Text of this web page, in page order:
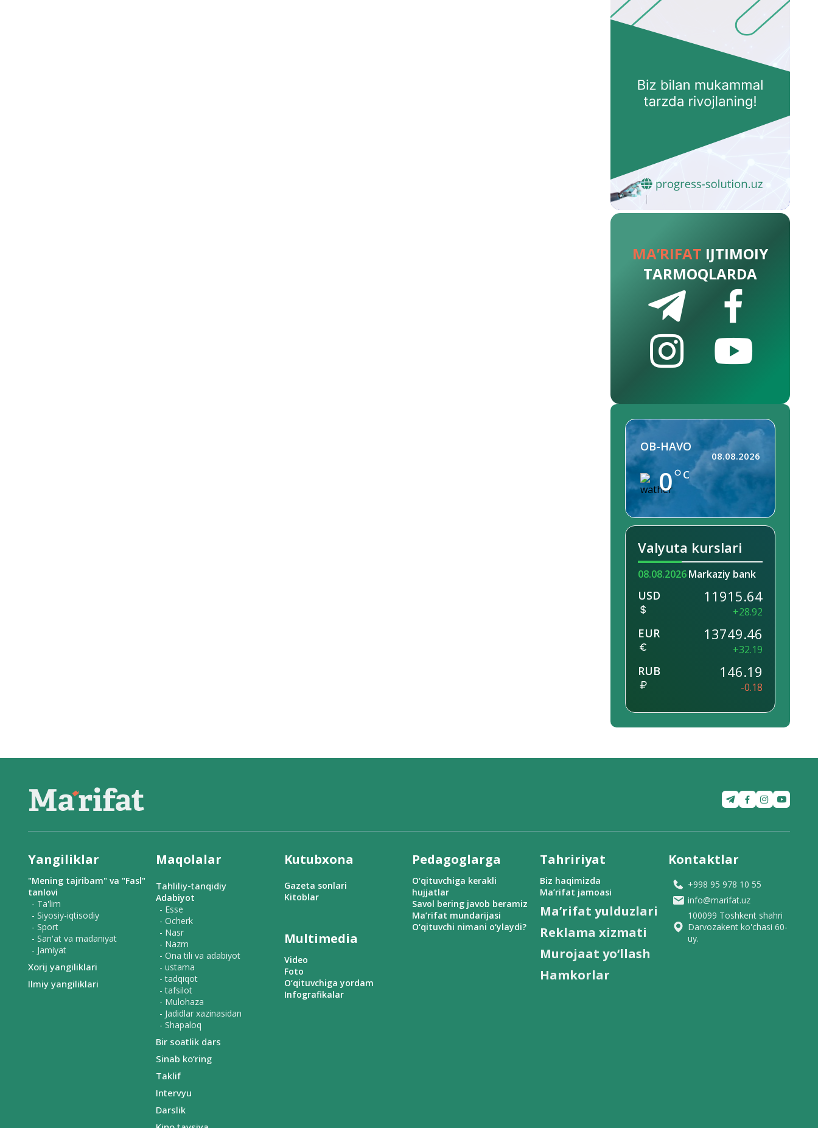
MA’RIFAT IJTIMOIY
TARMOQLARDA
OB-HAVO
0 C
08.08.2026
Valyuta kurslari
08.08.2026Markaziy bank
USD 11915.64
+28.92
EUR 13749.46
+32.19
RUB 146.19
-0.18
Yangiliklar
"Mening tajribam" va "Fasl"
tanlovi
- Ta'lim
- Siyosiy-iqtisodiy
- Sport
- San'at va madaniyat
- Jamiyat
Xorij yangiliklari
Ilmiy yangiliklari
Maqolalar
Tahliliy-tanqidiy
Adabiyot
- Esse
- Ocherk
- Nasr
- Nazm
- Ona tili va adabiyot
- ustama
- tadqiqot
- tafsilot
- Mulohaza
- Jadidlar xazinasidan
- Shapaloq
Bir soatlik dars
Sinab ko‘ring
Taklif
Intervyu
Darslik
Kutubxona
Gazeta sonlari
Kitoblar
Multimedia
Video
Foto
O‘qituvchiga yordam
Infografikalar
Pedagoglarga
O‘qituvchiga kerakli
hujjatlar
Savol bering javob beramiz
Ma’rifat mundarijasi
O‘qituvchi nimani o‘ylaydi?
Tahririyat
Biz haqimizda
Ma’rifat jamoasi
Ma’rifat yulduzlari
Reklama xizmati
Murojaat yo‘llash
Hamkorlar
Kontaktlar
+998 95 978 10 55
info@marifat.uz
100099 Toshkent shahri
Darvozakent ko'chasi 60-
uy.